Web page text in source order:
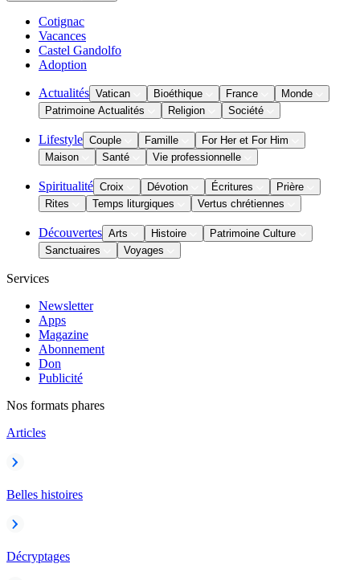
Cotignac
Vacances
Castel Gandolfo
Adoption
Actualités Vatican Bioéthique France
Monde
Patrimoine Actualités
Religion Société
Lifestyle Couple Famille
For Her et For Him
Maison
Santé Vie professionnelle
Spiritualité Croix Dévotion Écritures
Prière
Rites
Temps liturgiques Vertus chrétiennes
Découvertes Arts Histoire
Patrimoine Culture
Sanctuaires
Voyages
Services
Newsletter
Apps
Magazine
Abonnement
Don
Publicité
Nos formats phares
Articles
Belles histoires
Décryptages